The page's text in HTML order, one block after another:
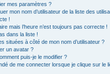
mes paramètres ?
mon nom d’utilisateur de la liste des
!
mais l’heure n’est toujours pas correcte !
dans la liste !
situées à côté de mon nom d’utilisateur ?
un avatar ?
puis-je le modifier ?
de me connecter lorsque je clique sur le